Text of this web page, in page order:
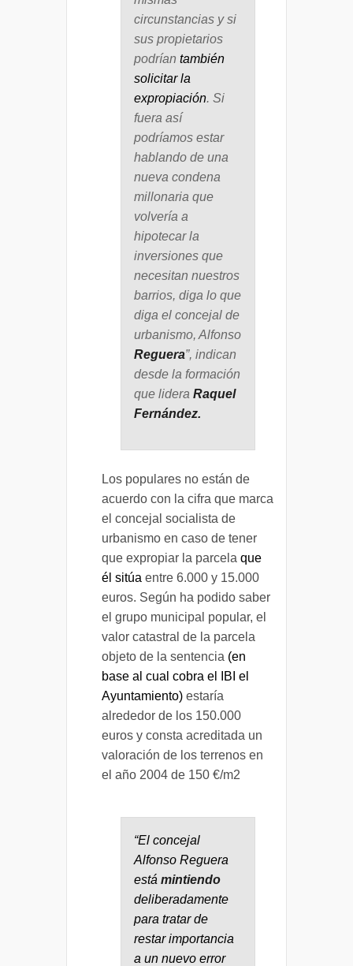
circunstancias y si
sus propietarios
podrían también
solicitar la
expropiación. Si
fuera así
podríamos estar
hablando de una
nueva condena
millonaria que
volvería a
hipotecar la
inversiones que
necesitan nuestros
barrios, diga lo que
diga el concejal de
urbanismo, Alfonso
Reguera”, indican
desde la formación
que lidera Raquel
Fernández.
Los populares no están de
acuerdo con la cifra que marca
el concejal socialista de
urbanismo en caso de tener
que expropiar la parcela que
él sitúa entre 6.000 y 15.000
euros. Según ha podido saber
el grupo municipal popular, el
valor catastral de la parcela
objeto de la sentencia (en
base al cual cobra el IBI el
Ayuntamiento) estaría
alrededor de los 150.000
euros y consta acreditada un
valoración de los terrenos en
el año 2004 de 150 €/m2
“El concejal
Alfonso Reguera
está mintiendo
deliberadamente
para tratar de
restar importancia
a un nuevo error